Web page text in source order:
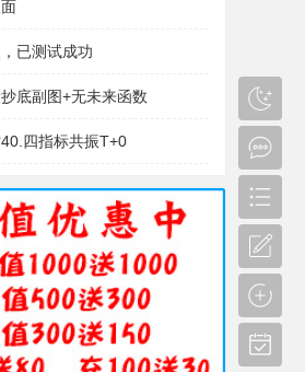
已测试成功
底副图+无未来函数
四指标共振T+0